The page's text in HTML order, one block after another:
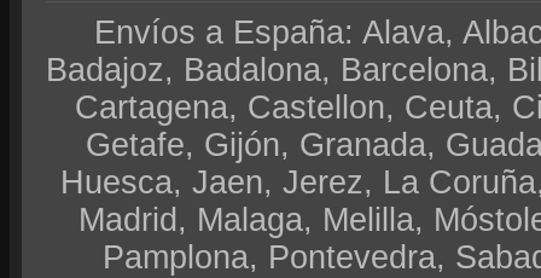
Envíos a España: Alava,
Badajoz, Badalona, Barcelona,
Cartagena, Castellon, Ceuta,
Getafe, Gijón, Granada,
Huesca, Jaen, Jerez, La
Madrid, Malaga, Melilla,
Pamplona, Pontevedra,